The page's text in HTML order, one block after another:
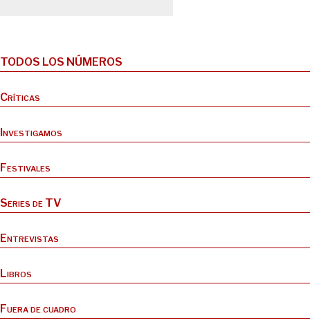
TODOS LOS NÚMEROS
Críticas
Investigamos
Festivales
Series de TV
Entrevistas
Libros
Fuera de cuadro